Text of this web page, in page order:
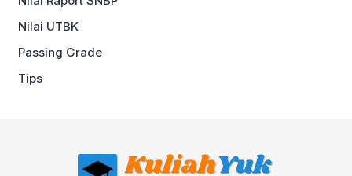
Nilai UTBK
Passing Grade
Tips